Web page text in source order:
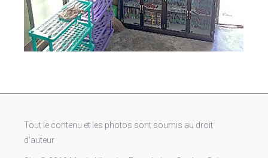
Tout le contenu et les photos sont soumis au droit
d’auteur